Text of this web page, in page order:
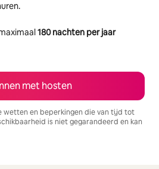
180 nachten per jaar
met hosten
wetten en beperkingen die van tijd tot
is niet gegarandeerd en kan